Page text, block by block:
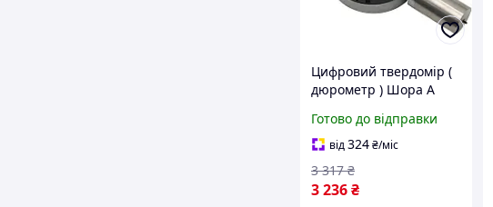
Цифровий твердомір (
дюрометр ) Шора А
HA 0-100
Готово до відправки
від324₴/міс
3 236₴
3 317 ₴